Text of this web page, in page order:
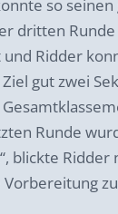
so
dritten
Ridder
gut zwei
Runde
blickte Ridder